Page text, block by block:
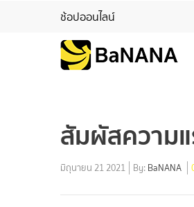
ช้อปออนไลน์
สัมผัสความแ
มิถุนายน 21 2021 By: BaNANA